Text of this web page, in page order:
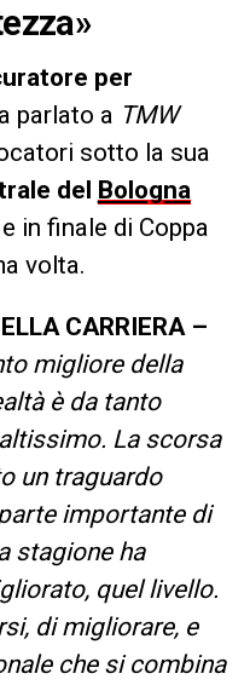
per
parlato a TMW
sotto la sua
del Bologna
in finale di Coppa
volta.
CARRIERA –
migliore della
è da tanto
La scorsa
un traguardo
importante di
stagione ha
quel livello.
di migliorare, e
che si combina